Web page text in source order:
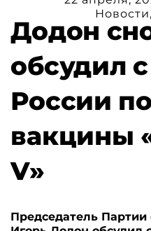
Новости,
Додон
обсудил
России
вакцины
V»
Председатель